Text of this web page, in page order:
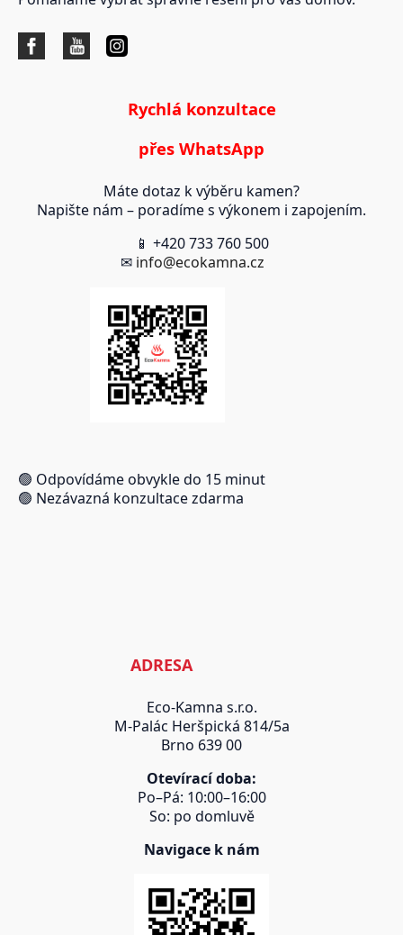
Rychlá konzultace
přes WhatsApp
Máte dotaz k výběru kamen?
Napište nám – poradíme s výkonem i zapojením.
📱 +420 733 760 500
✉ info@ecokamna.cz
🟢 Odpovídáme obvykle do 15 minut
🟢 Nezávazná konzultace zdarma
ADRESA
Eco-Kamna s.r.o.
M-Palác Heršpická 814/5a
Brno 639 00
Otevírací doba:
Po–Pá: 10:00–16:00
So: po domluvě
Navigace k nám